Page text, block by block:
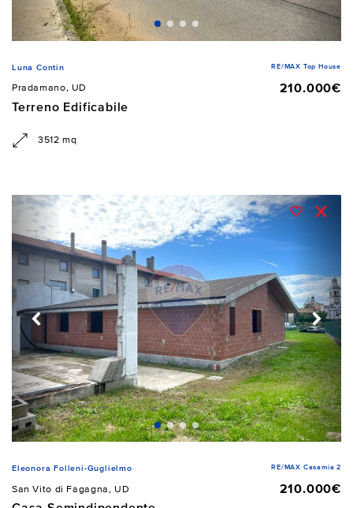
Luna Contin RE/MAX Top House
Pradamano, UD
210.000€
Terreno Edificabile
3512 mq
Eleonora Folleni-Guglielmo RE/MAX Casamia 2
San Vito di Fagagna, UD
210.000€